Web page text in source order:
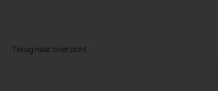
Terug naar overzicht